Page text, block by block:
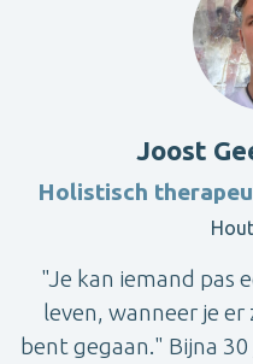
Joost
Holistisch
"Je kan iemand pas
leven, wanneer je
bent gegaan." Bijna